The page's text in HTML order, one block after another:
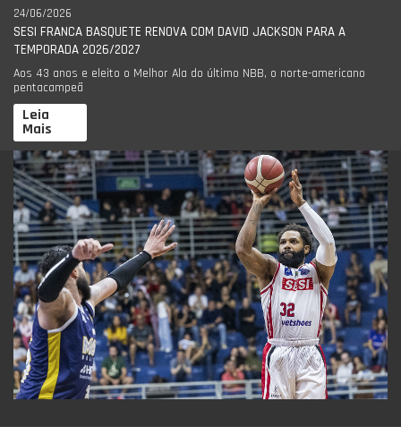
24/06/2026
SESI FRANCA BASQUETE RENOVA COM DAVID JACKSON PARA A
TEMPORADA 2026/2027
Aos 43 anos e eleito o Melhor Ala do último NBB, o norte-americano
pentacampeã
Leia
Mais